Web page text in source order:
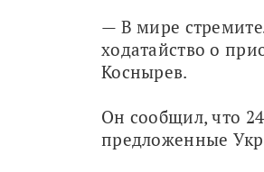
— В мире
ходатайство о
Коснырев.
Он сообщил, что
предложенные